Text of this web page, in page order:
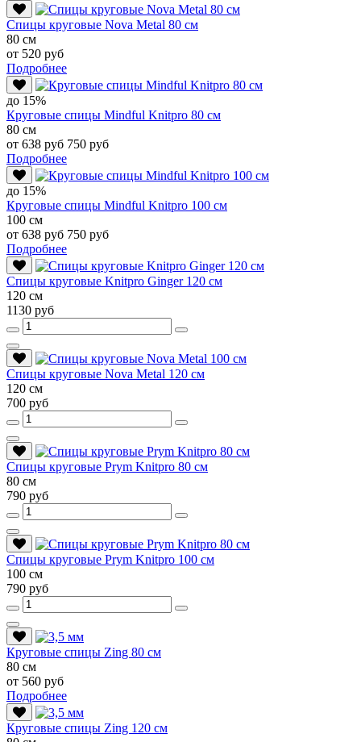
Спицы круговые Nova Metal 80 см
80 см
от 520 руб
Подробнее
до 15%
Круговые спицы Mindful Knitpro 80 см
80 см
от 638 руб 750 руб
Подробнее
до 15%
Круговые спицы Mindful Knitpro 100 см
100 см
от 638 руб 750 руб
Подробнее
Спицы круговые Knitpro Ginger 120 см
120 см
1130 руб
Спицы круговые Nova Metal 120 см
120 см
700 руб
Спицы круговые Prym Knitpro 80 см
80 см
790 руб
Спицы круговые Prym Knitpro 100 см
100 см
790 руб
Круговые спицы Zing 80 см
80 см
от 560 руб
Подробнее
Круговые спицы Zing 120 см